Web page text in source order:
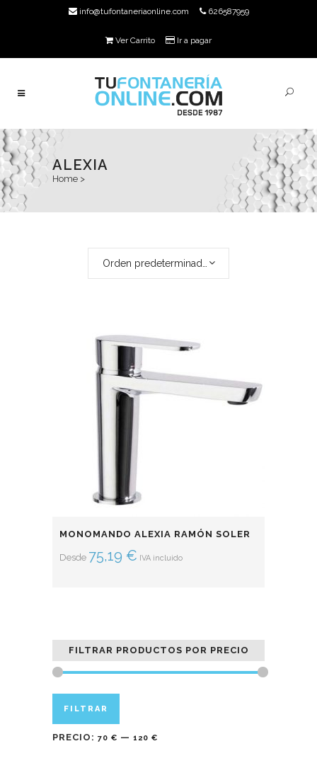
info@tufontaneriaonline.com 626587959
Ver Carrito Ir a pagar
ALEXIA
Home >
MONOMANDO ALEXIA RAMÓN SOLER
Desde 75,19 € IVA incluido
FILTRAR PRODUCTOS POR PRECIO
FILTRAR
PRECIO: 70 € — 120 €